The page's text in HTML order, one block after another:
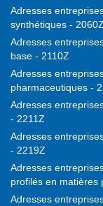
Adresses
synthétiques - 2060Z
Adresses
base - 2110Z
Adresses
pharmaceutiques -
Adresses
- 2211Z
Adresses
- 2219Z
Adresses
profilés en matières
Adresses